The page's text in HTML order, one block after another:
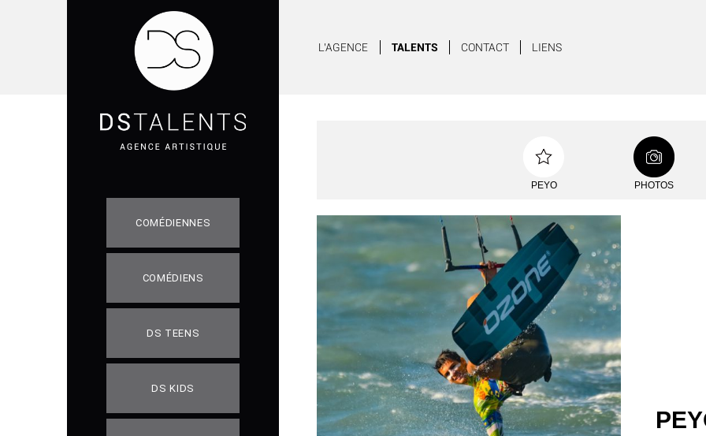
L'AGENCE TALENTS CONTACT LIENS
COMÉDIENNES
COMÉDIENS
DS TEENS
DS KIDS
PEYO PHOTOS